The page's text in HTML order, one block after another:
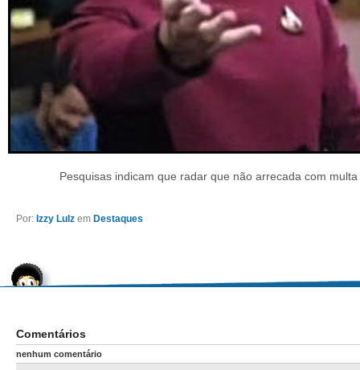
Pesquisas indicam que radar que não arrecada com
Por: Izzy Lulz em Destaques
Comentários
nenhum comentário